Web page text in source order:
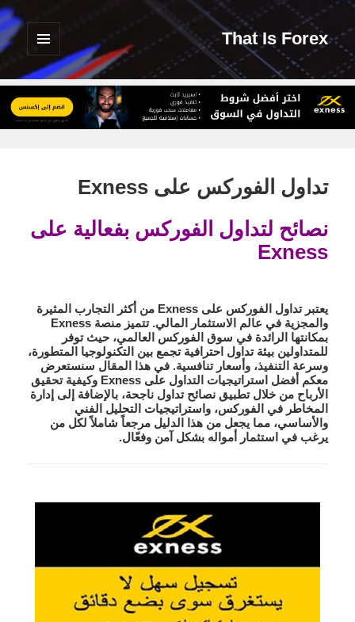
That Is Forex
القائمة
والودجات
تداول الفوركس على Exness
نصائح لتداول الفوركس بفعالية على
Exness
يعتبرتداول الفوركس على Exness
من أكثر التجارب المثيرة
والمجزية في عالم الاستثمار المالي. تتميز منصة Exness
بمكانتها الرائدة في سوق الفوركس العالمي، حيث توفر
للمتداولين بيئة تداول احترافية تجمع بين التكنولوجيا المتطورة،
وسرعة التنفيذ، وأسعار تنافسية. في هذا المقال سنستعرض
معكم أفضل استراتيجيات التداول على Exness
وكيفية تحقيق
الأرباح من خلال تطبيقنصائح تداول ناجحة، بالإضافة إلى إدارة
المخاطر في الفوركس، واستراتيجيات التحليل الفني
والأساسي، مما يجعل من هذا الدليل مرجعاً شاملاً لكل من
يرغب في استثمار أمواله بشكل آمن وفعّال.